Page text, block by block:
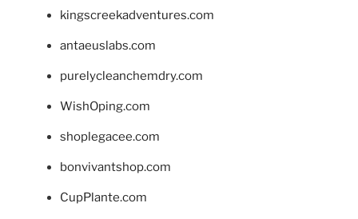
kingscreekadventures.com
antaeuslabs.com
purelycleanchemdry.com
WishOping.com
shoplegacee.com
bonvivantshop.com
CupPlante.com